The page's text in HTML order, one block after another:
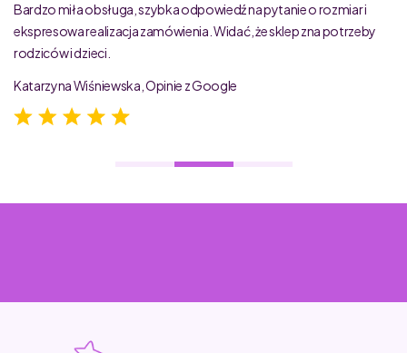
Bardzo miła obsługa, szybka odpowiedź na pytanie o rozmiar i
ekspresowa realizacja zamówienia. Widać, że sklep zna potrzeby
rodziców i dzieci.
Katarzyna Wiśniewska, Opinie z Google